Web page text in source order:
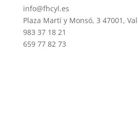
info@fhcyl.es
Plaza Martí y Monsó, 3 47001,
983 37 18 21
659 77 82 73